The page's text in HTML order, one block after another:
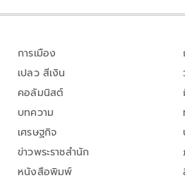
การเมือง
เปลว สีเงิน
คอลัมนิสต์
บทความ
เศรษฐกิจ
ข่าวพระราชสำนัก
หนังสือพิมพ์